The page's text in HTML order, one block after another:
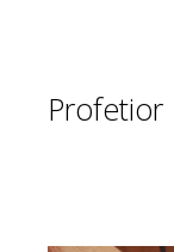
Profetior